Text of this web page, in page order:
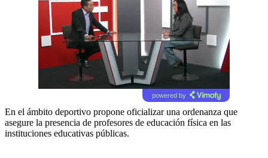
powered by
En el ámbito deportivo propone oficializar una ordenanza que
asegure la presencia de profesores de educación física en las
instituciones educativas públicas.